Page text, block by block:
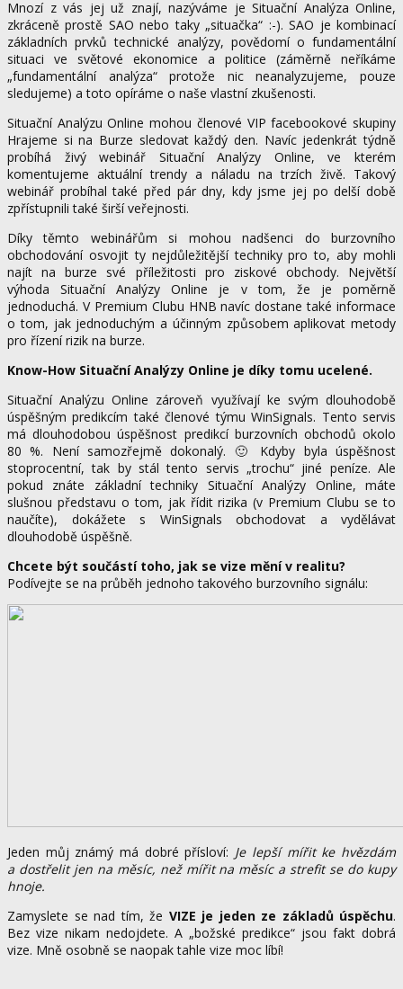
Mnozí z vás jej už znají, nazýváme je Situační Analýza Online,
zkráceně prostě SAO nebo taky „situačka“ :-). SAO je kombinací
základních prvků technické analýzy, povědomí o fundamentální
situaci ve světové ekonomice a politice (záměrně neříkáme
„fundamentální analýza“ protože nic neanalyzujeme, pouze
sledujeme) a toto opíráme o naše vlastní zkušenosti.
Situační Analýzu Online mohou členové VIP facebookové skupiny
Hrajeme si na Burze sledovat každý den. Navíc jedenkrát týdně
probíhá živý webinář Situační Analýzy Online, ve kterém
komentujeme aktuální trendy a náladu na trzích živě. Takový
webinář probíhal také před pár dny, kdy jsme jej po delší době
zpřístupnili také širší veřejnosti.
Díky těmto webinářům si mohou nadšenci do burzovního
obchodování osvojit ty nejdůležitější techniky pro to, aby mohli
najít na burze své příležitosti pro ziskové obchody. Největší
výhoda Situační Analýzy Online je v tom, že je poměrně
jednoduchá. V Premium Clubu HNB navíc dostane také informace
o tom, jak jednoduchým a účinným způsobem aplikovat metody
pro řízení rizik na burze.
Know-How Situační Analýzy Online je díky tomu ucelené.
Situační Analýzu Online zároveň využívají ke svým dlouhodobě
úspěšným predikcím také členové týmu WinSignals. Tento servis
má dlouhodobou úspěšnost predikcí burzovních obchodů okolo
80 %. Není samozřejmě dokonalý. 🙂 Kdyby byla úspěšnost
stoprocentní, tak by stál tento servis „trochu“ jiné peníze. Ale
pokud znáte základní techniky Situační Analýzy Online, máte
slušnou představu o tom, jak řídit rizika (v Premium Clubu se to
naučíte), dokážete s WinSignals obchodovat a vydělávat
dlouhodobě úspěšně.
Chcete být součástí toho, jak se vize mění v realitu?
Podívejte se na průběh jednoho takového burzovního signálu:
Jeden můj známý má dobré přísloví: Je lepší mířit ke hvězdám
a dostřelit jen na měsíc, než mířit na měsíc a strefit se do kupy
hnoje.
Zamyslete se nad tím, že VIZE je jeden ze základů úspěchu.
Bez vize nikam nedojdete. A „božské predikce“ jsou fakt dobrá
vize. Mně osobně se naopak tahle vize moc líbí!